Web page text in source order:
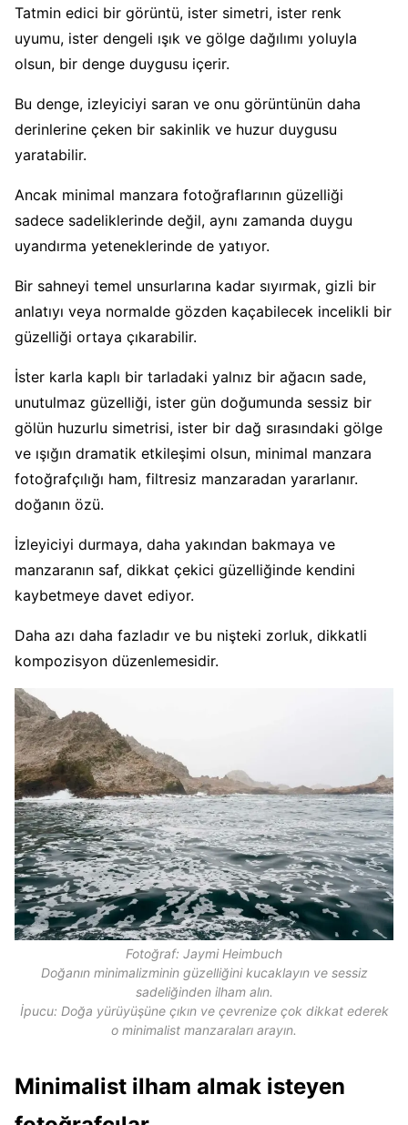
Tatmin edici bir görüntü, ister simetri, ister renk
uyumu, ister dengeli ışık ve gölge dağılımı yoluyla
olsun, bir denge duygusu içerir.
Bu denge, izleyiciyi saran ve onu görüntünün daha
derinlerine çeken bir sakinlik ve huzur duygusu
yaratabilir.
Ancak minimal manzara fotoğraflarının güzelliği
sadece sadeliklerinde değil, aynı zamanda duygu
uyandırma yeteneklerinde de yatıyor.
Bir sahneyi temel unsurlarına kadar sıyırmak, gizli bir
anlatıyı veya normalde gözden kaçabilecek incelikli bir
güzelliği ortaya çıkarabilir.
İster karla kaplı bir tarladaki yalnız bir ağacın sade,
unutulmaz güzelliği, ister gün doğumunda sessiz bir
gölün huzurlu simetrisi, ister bir dağ sırasındaki gölge
ve ışığın dramatik etkileşimi olsun, minimal manzara
fotoğrafçılığı ham, filtresiz manzaradan yararlanır.
doğanın özü.
İzleyiciyi durmaya, daha yakından bakmaya ve
manzaranın saf, dikkat çekici güzelliğinde kendini
kaybetmeye davet ediyor.
Daha azı daha fazladır ve bu nişteki zorluk, dikkatli
kompozisyon düzenlemesidir.
Fotoğraf: Jaymi Heimbuch
Doğanın minimalizminin güzelliğini kucaklayın ve sessiz
sadeliğinden ilham alın.
İpucu: Doğa yürüyüşüne çıkın ve çevrenize çok dikkat ederek
o minimalist manzaraları arayın.
Minimalist ilham almak isteyen